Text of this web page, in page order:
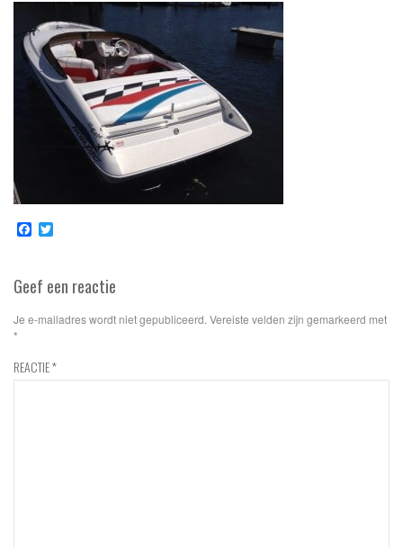
Facebook
Geef een reactie
Je e-mailadres wordt niet gepubliceerd. Vereiste velden zijn gemarkeerd met
*
REACTIE*